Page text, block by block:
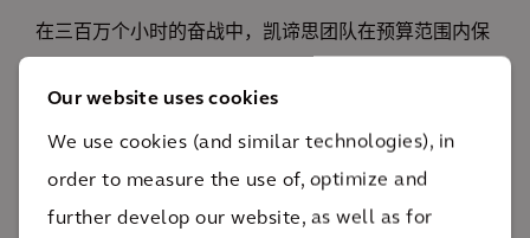
Our website uses cookies
We use cookies (and similar technologies), in
order to measure the use of, optimize and
further develop our website, as well as for
在三百万个小时的奋战中，凯谛思团队在预算范围内保
节点，在保证了项目进度的同时还使得项目质量高于国
家标准（GB code）。